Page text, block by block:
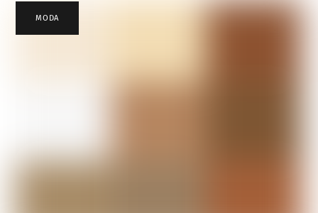
MODA